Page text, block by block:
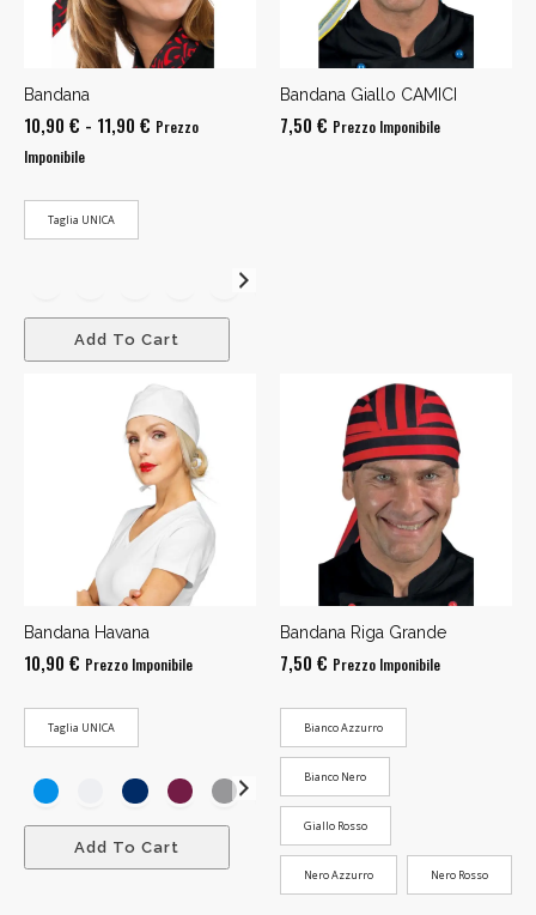
Bandana
10,90 € - 11,90 € Fascia
Prezzo
Imponibile
Taglia UNICA
Add To Cart
Bandana Giallo CAMICI
7,50 € Prezzo Imponibile
Bandana Havana
10,90 € Prezzo Imponibile
Taglia UNICA
Add To Cart
Bandana Riga Grande
7,50 € Prezzo Imponibile
Bianco Azzurro
Bianco Nero
Giallo Rosso
Nero Azzurro Nero Rosso